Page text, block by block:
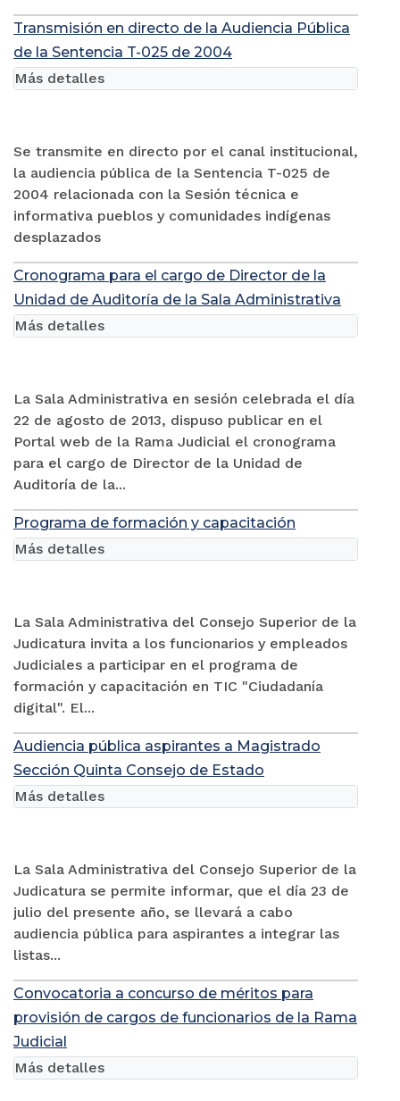
Transmisión en directo de la Audiencia Pública
de la Sentencia T-025 de 2004
Se transmite en directo por el canal institucional,
la audiencia pública de la Sentencia T-025 de
2004 relacionada con la Sesión técnica e
informativa pueblos y comunidades indígenas
desplazados
Más detalles
Cronograma para el cargo de Director de la
Unidad de Auditoría de la Sala Administrativa
La Sala Administrativa en sesión celebrada el día
22 de agosto de 2013, dispuso publicar en el
Portal web de la Rama Judicial el cronograma
para el cargo de Director de la Unidad de
Auditoría de la...
Más detalles
Programa de formación y capacitación
La Sala Administrativa del Consejo Superior de la
Judicatura invita a los funcionarios y empleados
Judiciales a participar en el programa de
formación y capacitación en TIC "Ciudadanía
digital". El...
Más detalles
Audiencia pública aspirantes a Magistrado
Sección Quinta Consejo de Estado
La Sala Administrativa del Consejo Superior de la
Judicatura se permite informar, que el día 23 de
julio del presente año, se llevará a cabo
audiencia pública para aspirantes a integrar las
listas...
Más detalles
Convocatoria a concurso de méritos para
provisión de cargos de funcionarios de la Rama
Judicial
Más detalles